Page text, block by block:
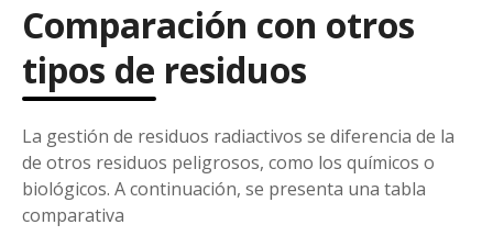
Comparación con otros
tipos de residuos
La gestión de residuos radiactivos se diferencia de la
de otros residuos peligrosos, como los químicos o
biológicos. A continuación, se presenta una tabla
comparativa